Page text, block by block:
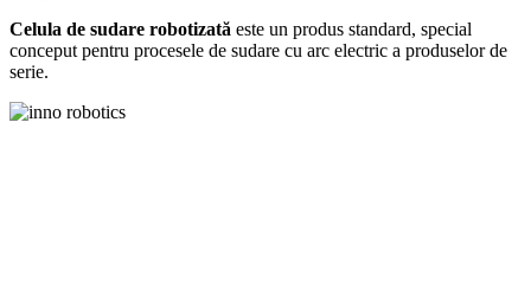
Celula de sudare robotizată este un produs standard, special
conceput pentru procesele de sudare cu arc electric a produselor de
serie.